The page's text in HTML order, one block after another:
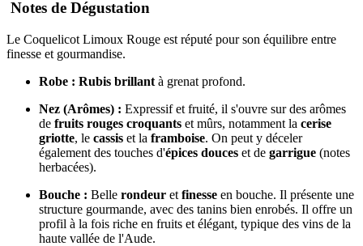
Notes de Dégustation
Le Coquelicot Limoux Rouge est réputé pour son équilibre entre
finesse et gourmandise.
Robe : Rubis brillant à grenat profond.
Nez (Arômes) : Expressif et fruité, il s'ouvre sur des arômes
de fruits rouges croquants et mûrs, notamment la cerise
griotte, le cassis et la framboise. On peut y déceler
également des touches d'épices douces et de garrigue (notes
herbacées).
Bouche : Belle rondeur et finesse en bouche. Il présente une
structure gourmande, avec des tanins bien enrobés. Il offre un
profil à la fois riche en fruits et élégant, typique des vins de la
haute vallée de l'Aude.